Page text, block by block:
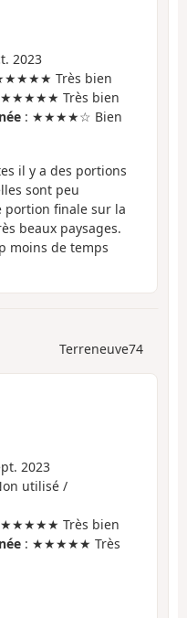
2023
Très bien
Très bien
: ★★★★☆ Bien
il y a des portions
sont peu
finale sur la
beaux paysages.
moins de temps
Terreneuve74
2023
utilisé /
Très bien
: ★★★★★ Très